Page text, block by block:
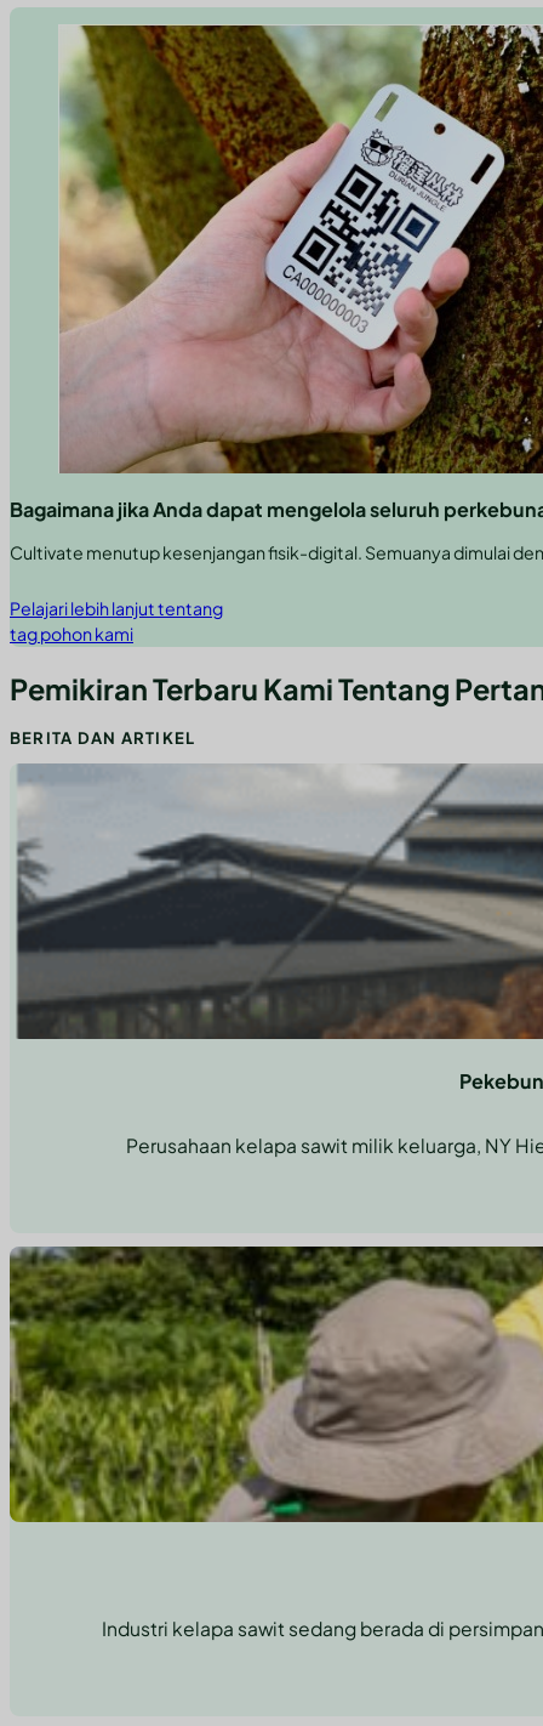
Memanfaatkan Wawasan Pakar dan Teknologi Canggih untuk
Bagaimana jika Anda dapat mengelola seluruh
Cultivate menutup kesenjangan fisik-digital. Semuanya dimulai
Pelajari lebih lanjut tentang
tag pohon kami
Pemikiran Terbaru Kami Tentang
BERITA DAN ARTIKEL
Perusahaan kelapa sawit milik keluarga, NY
Industri kelapa sawit sedang berada di